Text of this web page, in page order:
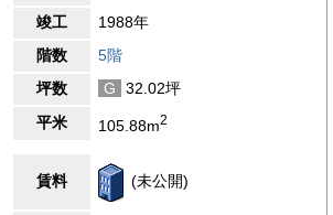
竣工
1988年
階数
5階
坪数
G
32.02坪
平米
105.88m2
賃料 (未公開)